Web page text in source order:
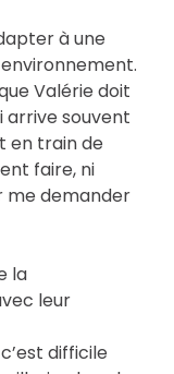
à une
Valérie doit
arrive souvent
en train de
faire, ni
me demander
la
leur
difficile